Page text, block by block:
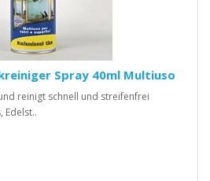
Spray 40ml Multiuso
reinigt schnell und streifenfrei
Edelst..